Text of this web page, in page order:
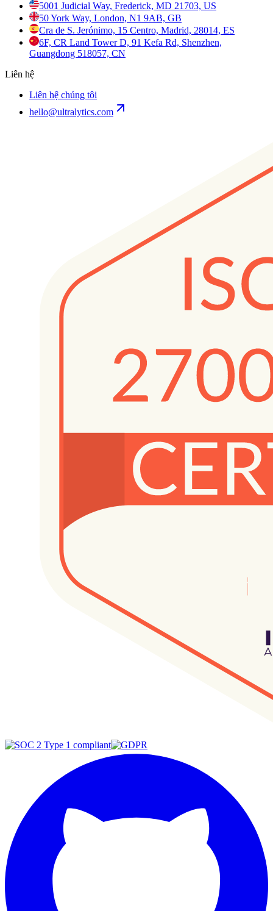
5001 Judicial Way, Frederick, MD 21703, US
50 York Way, London, N1 9AB, GB
Cra de S. Jerónimo, 15 Centro, Madrid, 28014, ES
6F, CR Land Tower D, 91 Kefa Rd, Shenzhen,
Guangdong 518057, CN
Liên hệ
Liên hệ chúng tôi
hello@ultralytics.com